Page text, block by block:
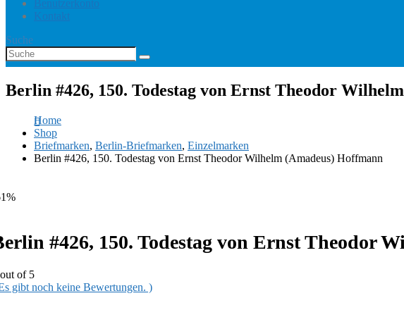
Benutzerkonto
Kontakt
Suche
Berlin #426, 150. Todestag von Ernst Theodor
Home
Shop
Briefmarken, Berlin-Briefmarken, Einzelmarken
Berlin #426, 150. Todestag von Ernst Theodor Wilhelm (Amadeus) Hoffmann
#426, 150. Todestag von Ernst Theodor
of 5
gibt noch keine Bewertungen. )